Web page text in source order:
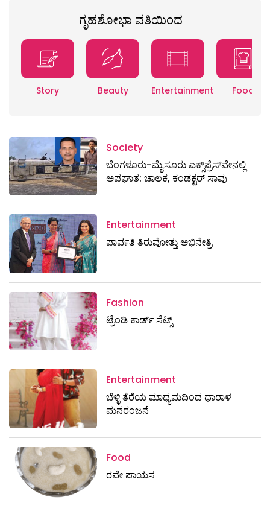
ಗೃಹಶೋಭಾ ವತಿಯಿಂದ
Story Beauty Entertainment Food
Society
ಬೆಂಗಳೂರು-ಮೈಸೂರು ಎಕ್ಸ್​ಪ್ರೆಸ್‌ವೇನಲ್ಲಿ
ಅಪಘಾತ: ಚಾಲಕ, ಕಂಡಕ್ಟರ್ ಸಾವು
Entertainment
ಪಾರ್ವತಿ ತಿರುವೋತ್ತು ಅಭಿನೇತ್ರಿ
Fashion
ಟ್ರೆಂಡಿ ಕಾರ್ಡ್‌ ಸೆಟ್ಸ್
Entertainment
ಬೆಳ್ಳಿ ತೆರೆಯ ಮಾಧ್ಯಮದಿಂದ ಧಾರಾಳ
ಮನರಂಜನೆ
Food
ರವೇ ಪಾಯಸ